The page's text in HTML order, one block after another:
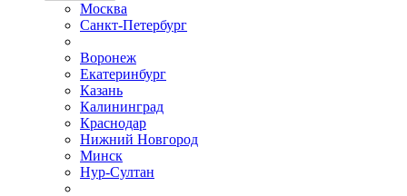
Москва
Санкт-Петербург
Воронеж
Екатеринбург
Казань
Калининград
Краснодар
Нижний Новгород
Минск
Нур-Султан